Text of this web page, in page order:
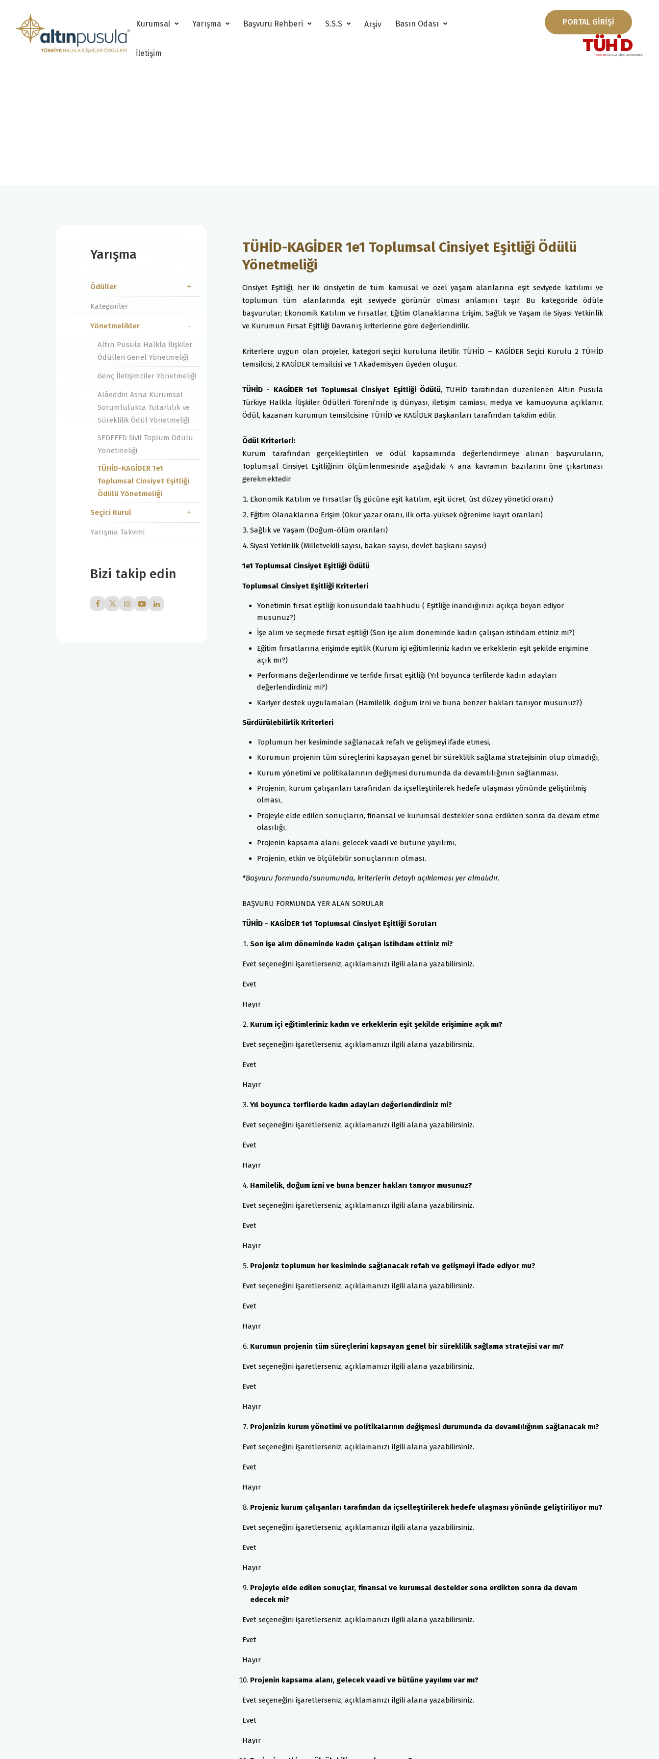
Kurumsal Yarışma Başvuru Rehberi S.S.S Arşiv Basın Odası
İletişim
PORTAL GİRİŞİ
Yarışma
Ödüller
Kategoriler
Yönetmelikler
Altın Pusula Halkla İlişkiler
Ödülleri Genel Yönetmeliği
Genç İletişimciler Yönetmeliği
Alâeddin Asna Kurumsal
Sorumlulukta Tutarlılık ve
Süreklilik Ödül Yönetmeliği
SEDEFED Sivil Toplum Ödülü
Yönetmeliği
TÜHİD-KAGİDER 1e1
Toplumsal Cinsiyet Eşitliği
Ödülü Yönetmeliği
Seçici Kurul
Yarışma Takvimi
Bizi takip edin
TÜHİD-KAGİDER 1e1 Toplumsal Cinsiyet Eşitliği Ödülü
Yönetmeliği
Cinsiyet Eşitliği, her iki cinsiyetin de tüm kamusal ve özel yaşam alanlarına eşit seviyede katılımı ve
toplumun tüm alanlarında eşit seviyede görünür olması anlamını taşır. Bu kategoride ödüle
başvurular; Ekonomik Katılım ve Fırsatlar, Eğitim Olanaklarına Erişim, Sağlık ve Yaşam ile Siyasi Yetkinlik
ve Kurumun Fırsat Eşitliği Davranış kriterlerine göre değerlendirilir.
Kriterlere uygun olan projeler, kategori seçici kuruluna iletilir. TÜHİD – KAGİDER Seçici Kurulu 2 TÜHİD
temsilcisi, 2 KAGİDER temsilcisi ve 1 Akademisyen üyeden oluşur.
TÜHİD - KAGİDER 1e1 Toplumsal Cinsiyet Eşitliği Ödülü, TÜHİD tarafından düzenlenen Altın Pusula
Türkiye Halkla İlişkiler Ödülleri Töreni’nde iş dünyası, iletişim camiası, medya ve kamuoyuna açıklanır.
Ödül, kazanan kurumun temsilcisine TÜHİD ve KAGİDER Başkanları tarafından takdim edilir.
Ödül Kriterleri:
Kurum tarafından gerçekleştirilen ve ödül kapsamında değerlendirmeye alınan başvuruların,
Toplumsal Cinsiyet Eşitliğinin ölçümlenmesinde aşağıdaki 4 ana kavramın bazılarını öne çıkartması
gerekmektedir.
Ekonomik Katılım ve Fırsatlar (İş gücüne eşit katılım, eşit ücret, üst düzey yönetici oranı)
Eğitim Olanaklarına Erişim (Okur yazar oranı, ilk orta-yüksek öğrenime kayıt oranları)
Sağlık ve Yaşam (Doğum-ölüm oranları)
Siyasi Yetkinlik (Milletvekili sayısı, bakan sayısı, devlet başkanı sayısı)
1e1 Toplumsal Cinsiyet Eşitliği Ödülü
Toplumsal Cinsiyet Eşitliği Kriterleri
Yönetimin fırsat eşitliği konusundaki taahhüdü ( Eşitliğe inandığınızı açıkça beyan ediyor
musunuz?)
İşe alım ve seçmede fırsat eşitliği (Son işe alım döneminde kadın çalışan istihdam ettiniz mi?)
Eğitim fırsatlarına erişimde eşitlik (Kurum içi eğitimleriniz kadın ve erkeklerin eşit şekilde erişimine
açık mı?)
Performans değerlendirme ve terfide fırsat eşitliği (Yıl boyunca terfilerde kadın adayları
değerlendirdiniz mi?)
Kariyer destek uygulamaları (Hamilelik, doğum izni ve buna benzer hakları tanıyor musunuz?)
Sürdürülebilirlik Kriterleri
Toplumun her kesiminde sağlanacak refah ve gelişmeyi ifade etmesi,
Kurumun projenin tüm süreçlerini kapsayan genel bir süreklilik sağlama stratejisinin olup olmadığı,
Kurum yönetimi ve politikalarının değişmesi durumunda da devamlılığının sağlanması,
Projenin, kurum çalışanları tarafından da içselleştirilerek hedefe ulaşması yönünde geliştirilmiş
olması,
Projeyle elde edilen sonuçların, finansal ve kurumsal destekler sona erdikten sonra da devam etme
olasılığı,
Projenin kapsama alanı, gelecek vaadi ve bütüne yayılımı,
Projenin, etkin ve ölçülebilir sonuçlarının olması.
*Başvuru formunda/sunumunda, kriterlerin detaylı açıklaması yer almalıdır.
BAŞVURU FORMUNDA YER ALAN SORULAR
TÜHİD - KAGİDER 1e1 Toplumsal Cinsiyet Eşitliği Soruları
Son işe alım döneminde kadın çalışan istihdam ettiniz mi?
Evet seçeneğini işaretlerseniz, açıklamanızı ilgili alana yazabilirsiniz.
Evet
Hayır
Kurum içi eğitimleriniz kadın ve erkeklerin eşit şekilde erişimine açık mı?
Evet seçeneğini işaretlerseniz, açıklamanızı ilgili alana yazabilirsiniz.
Evet
Hayır
Yıl boyunca terfilerde kadın adayları değerlendirdiniz mi?
Evet seçeneğini işaretlerseniz, açıklamanızı ilgili alana yazabilirsiniz.
Evet
Hayır
Hamilelik, doğum izni ve buna benzer hakları tanıyor musunuz?
Evet seçeneğini işaretlerseniz, açıklamanızı ilgili alana yazabilirsiniz.
Evet
Hayır
Projeniz toplumun her kesiminde sağlanacak refah ve gelişmeyi ifade ediyor mu?
Evet seçeneğini işaretlerseniz, açıklamanızı ilgili alana yazabilirsiniz.
Evet
Hayır
Kurumun projenin tüm süreçlerini kapsayan genel bir süreklilik sağlama stratejisi var mı?
Evet seçeneğini işaretlerseniz, açıklamanızı ilgili alana yazabilirsiniz.
Evet
Hayır
Projenizin kurum yönetimi ve politikalarının değişmesi durumunda da devamlılığının sağlanacak mı?
Evet seçeneğini işaretlerseniz, açıklamanızı ilgili alana yazabilirsiniz.
Evet
Hayır
Projeniz kurum çalışanları tarafından da içselleştirilerek hedefe ulaşması yönünde geliştiriliyor mu?
Evet seçeneğini işaretlerseniz, açıklamanızı ilgili alana yazabilirsiniz.
Evet
Hayır
Projeyle elde edilen sonuçlar, finansal ve kurumsal destekler sona erdikten sonra da devam
edecek mi?
Evet seçeneğini işaretlerseniz, açıklamanızı ilgili alana yazabilirsiniz.
Evet
Hayır
Projenin kapsama alanı, gelecek vaadi ve bütüne yayılımı var mı?
Evet seçeneğini işaretlerseniz, açıklamanızı ilgili alana yazabilirsiniz.
Evet
Hayır